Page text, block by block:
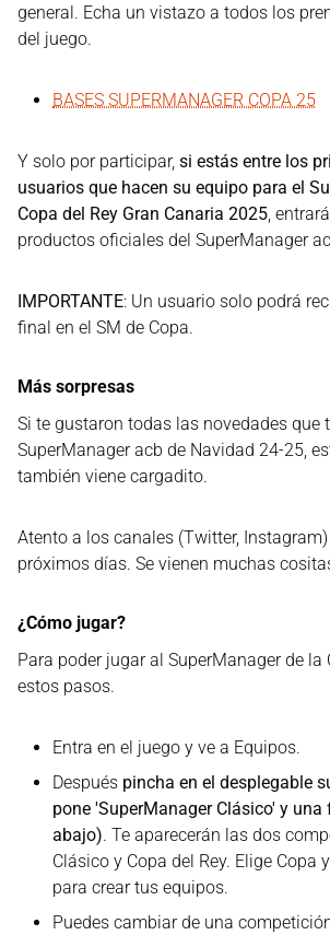
general. Echa un vistazo a todos los
del juego.
BASES SUPERMANAGER COPA 25
Y solo por participar, si estás entre los
usuarios que hacen su equipo para el
Copa del Rey Gran Canaria 2025,
productos oficiales del SuperManager
IMPORTANTE: Un usuario solo podrá
final en el SM de Copa.
Más sorpresas
Si te gustaron todas las novedades que
SuperManager acb de Navidad 24-25,
también viene cargadito.
Atento a los canales (Twitter,
próximos días. Se vienen muchas
¿Cómo jugar?
Para poder jugar al SuperManager de la
estos pasos.
Entra en el juego y ve a Equipos.
Después pincha en el desplegable
pone 'SuperManager Clásico' y una
abajo). Te aparecerán las dos
Clásico y Copa del Rey. Elige Copa
para crear tus equipos.
Puedes cambiar de una